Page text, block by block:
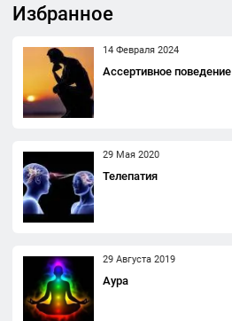
Избранное
14 Февраля 2024
Ассертивное поведение
29 Мая 2020
Телепатия
29 Августа 2019
Аура